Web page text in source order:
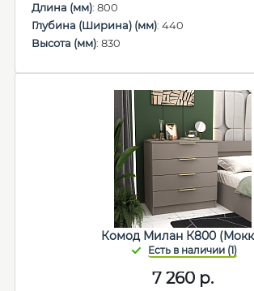
Длина (мм): 800
Глубина (Ширина) (мм): 440
Высота (мм): 830
Комод Милан К800
7 260 р.